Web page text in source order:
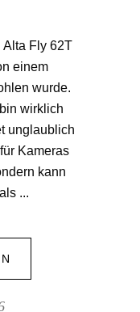
Alta Fly 62T
einem
wurde.
wirklich
unglaublich
Kameras
kann